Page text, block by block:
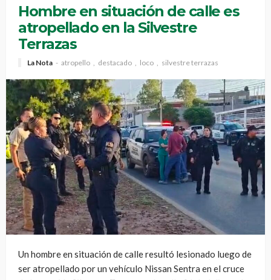
Hombre en situación de calle es
atropellado en la Silvestre
Terrazas
La Nota atropello destacado loco silvestre terrazas
Un hombre en situación de calle resultó lesionado luego de
ser atropellado por un vehículo Nissan Sentra en el cruce